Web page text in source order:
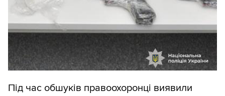
Під час обшуків правоохоронці виявили